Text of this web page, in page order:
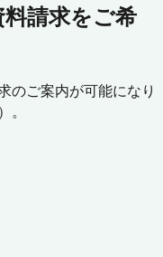
請求をご希
のご案内が可能になり